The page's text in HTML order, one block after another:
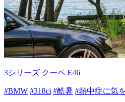
3シリーズ クーペ E46
#BMW #318ci #酷暑 #熱中症に気